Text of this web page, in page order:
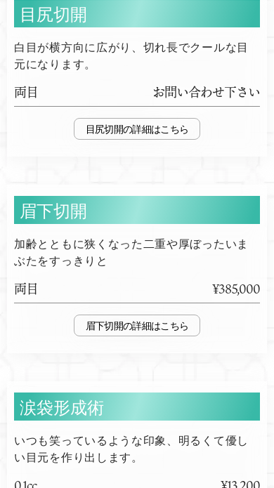
目尻切開
白目が横方向に広がり、切れ長でクールな目
元になります。
両目 お問い合わせ下さい
目尻切開
眉下切開
加齢とともに狭くなった二重や厚ぼったいま
ぶたをすっきりと
両目 ¥385,000
眉下切開
涙袋形成術
いつも笑っているような印象、明るくて優し
い目元を作り出します。